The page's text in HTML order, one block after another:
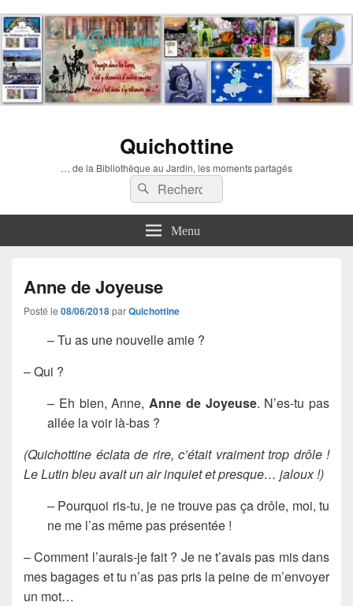
Quichottine
… de la Bibliothèque au Jardin, les moments partagés
Recherche :
Rechercher
Menu
Anne de Joyeuse
Posté le 08/06/2018parQuichottine
– Tu as une nouvelle amie ?
– Qui ?
– Eh bien, Anne, Anne de Joyeuse. N’es-tu pas
allée la voir là-bas ?
(Quichottine éclata de rire, c’était vraiment trop drôle !
Le Lutin bleu avait un air inquiet etpresque… jaloux !)
– Pourquoi ris-tu, je ne trouve pas ça drôle, moi, tu
ne me l’as même pas présentée !
– Comment l’aurais-je fait ? Je ne t’avais pas mis dans
mes bagages et tu n’as pas pris la peine de m’envoyer
un mot…